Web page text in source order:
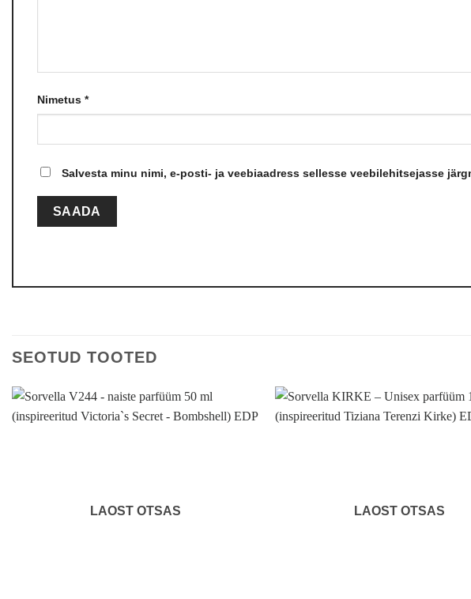
Nimetus *
Salvesta minu nimi, e-posti- ja veebiaadress sellesse veebilehitsejasse
SEOTUD TOOTED
LAOST OTSAS LAOST OTSAS